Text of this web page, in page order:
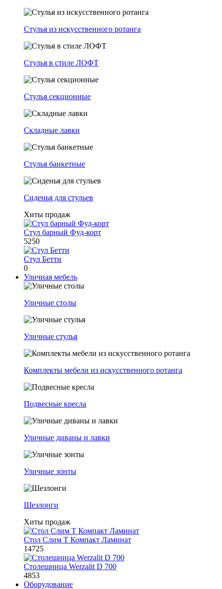
Стулья из искусственного ротанга
Стулья в стиле ЛОФТ
Стулья секционные
Складные лавки
Стулья банкетные
Сиденья для стульев
Хиты продаж
Стул барный Фуд-корт
5250
Стул Бетти
0
Уличная мебель
Уличные столы
Уличные стулья
Комплекты мебели из искусственного ротанга
Подвесные кресла
Уличные диваны и лавки
Уличные зонты
Шезлонги
Хиты продаж
Стол Слим Т Компакт Ламинат
14725
Столешница Werzalit D 700
4853
Оборудование